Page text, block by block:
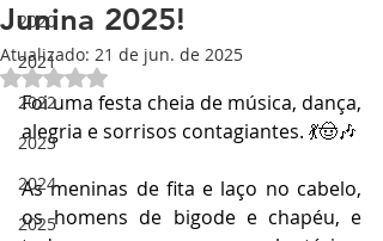
2020
2021
2022
2023
2024
2025
Junina 2025!
Atualizado: 21 de jun. de 2025
Avaliado com NaN de 5 estrelas.
Foi uma festa cheia de música, dança,
alegria e sorrisos contagiantes. 💃🤠🎶
As meninas de fita e laço no cabelo,
os homens de bigode e chapéu, e